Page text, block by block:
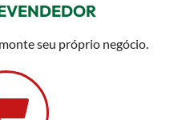
seu próprio negócio.